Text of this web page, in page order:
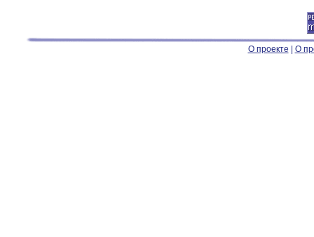
О проекте О